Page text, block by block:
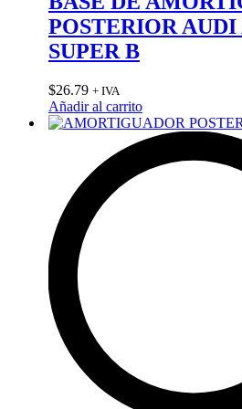
POSTERIOR AUDI
SUPER B
$26.79 + IVA
Añadir al carrito